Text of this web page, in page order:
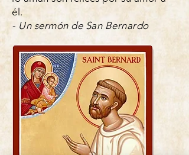
él.
- Un sermón de San Bernardo